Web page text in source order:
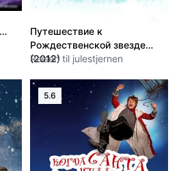
Путешествие к
Рождественской звезде
(2012)
Reisen til julestjernen
5.6